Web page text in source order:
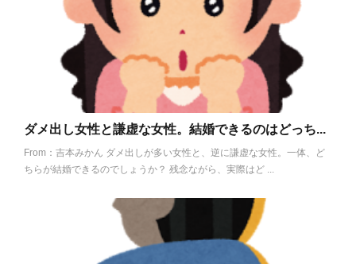
ダメ出し女性と謙虚な女性。結婚できるのはどっち...
From：吉本みかん ダメ出しが多い女性と、逆に謙虚な女性。一体、ど
ちらが結婚できるのでしょうか？ 残念ながら、実際はど ...